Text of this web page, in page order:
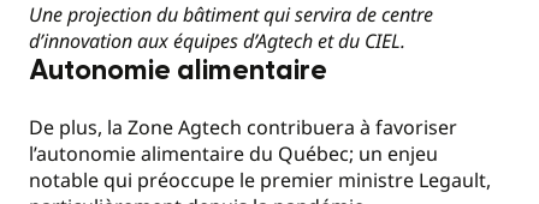
Une projection du bâtiment qui servira de centre
d’innovation aux équipes d’Agtech et du CIEL.
Autonomie alimentaire
De plus, la Zone Agtech contribuera à favoriser
l’autonomie alimentaire du Québec; un enjeu
notable qui préoccupe le premier ministre Legault,